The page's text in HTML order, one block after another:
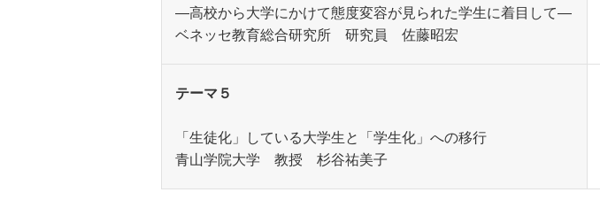
—高校から大学にかけて態度変容が見られた学生に着目して—
ベネッセ教育総合研究所 研究員 佐藤昭宏
テーマ５
「生徒化」している大学生と「学生化」への移行
青山学院大学 教授 杉谷祐美子